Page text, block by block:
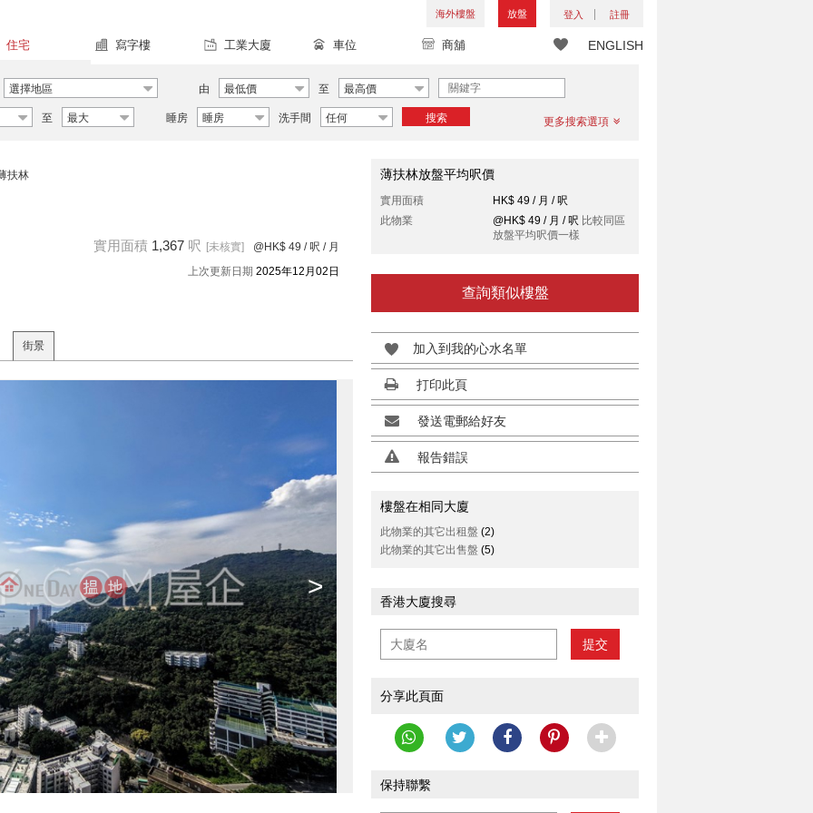
海外樓盤 放盤 登入 註冊
ENGLISH
住宅 寫字樓 工業大廈 車位 商舖
選擇地區 由 最低價 至 最高價
至 最大 睡房 睡房 洗手間 任何 搜索 更多搜索選項
扶林
實用面積 1,367 呎 [未核實] @HK$ 49 / 呎 / 月
上次更新日期 2025年12月02日
街景
>
薄扶林放盤平均呎價
實用面積
HK$ 49 / 月 / 呎
此物業
@HK$ 49 / 月 / 呎 比較同區
放盤平均呎價一樣
查詢類似樓盤
加入到我的心水名單
打印此頁
發送電郵給好友
報告錯誤
樓盤在相同大廈
此物業的其它出租盤 (2)
此物業的其它出售盤 (5)
香港大廈搜尋
提交
分享此頁面
保持聯繫